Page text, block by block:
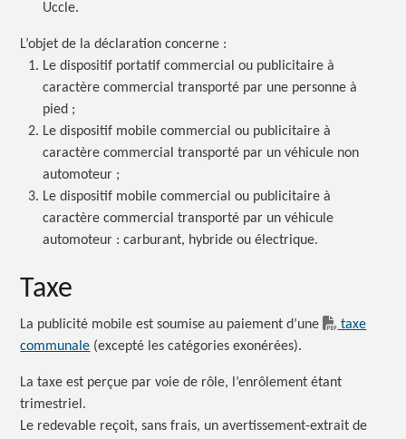
Uccle.
L’objet de la déclaration concerne :
Le dispositif portatif commercial ou publicitaire à
caractère commercial transporté par une personne à
pied ;
Le dispositif mobile commercial ou publicitaire à
caractère commercial transporté par un véhicule non
automoteur ;
Le dispositif mobile commercial ou publicitaire à
caractère commercial transporté par un véhicule
automoteur : carburant, hybride ou électrique.
Taxe
La publicité mobile est soumise au paiement d’une
taxe
communale (excepté les catégories exonérées).
La taxe est perçue par voie de rôle, l’enrôlement étant
trimestriel.
Le redevable reçoit, sans frais, un avertissement-extrait de